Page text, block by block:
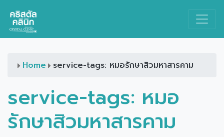
Main Navigation
Home service-tags: หมอรักษาสิวมหาสารคาม
service-tags: หมอ
รักษาสิวมหาสารคาม